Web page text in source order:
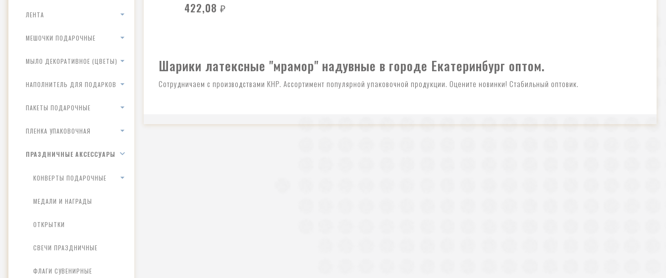
ЛЕНТА
МЕШОЧКИ ПОДАРОЧНЫЕ
МЫЛО ДЕКОРАТИВНОЕ (ЦВЕТЫ)
НАПОЛНИТЕЛЬ ДЛЯ ПОДАРКОВ
ПАКЕТЫ ПОДАРОЧНЫЕ
ПЛЕНКА УПАКОВОЧНАЯ
ПРАЗДНИЧНЫЕ АКСЕССУАРЫ
КОНВЕРТЫ ПОДАРОЧНЫЕ
МЕДАЛИ И НАГРАДЫ
ОТКРЫТКИ
СВЕЧИ ПРАЗДНИЧНЫЕ
ФЛАГИ СУВЕНИРНЫЕ
422,08₽
Шарики латексные "мрамор" надувные в городе Екатеринбург оптом.
Сотрудничаем с производствами КНР. Ассортимент популярной упаковочной продукции. Оцените новинки! Стабильный оптовик.